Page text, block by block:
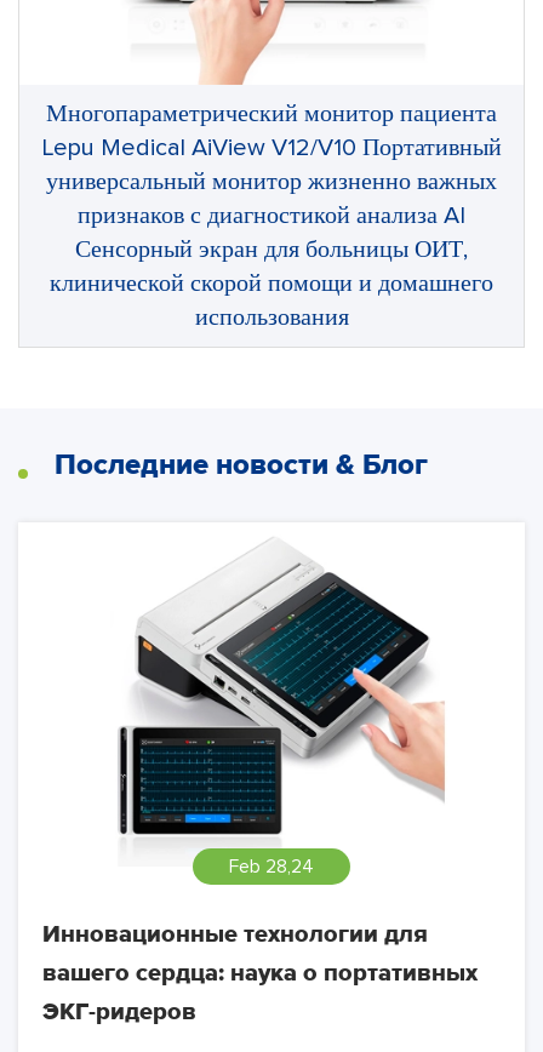
Многопараметрический монитор пациента
Lepu Medical AiView V12/V10 Портативный
универсальный монитор жизненно важных
признаков с диагностикой анализа AI
Сенсорный экран для больницы ОИТ,
клинической скорой помощи и домашнего
использования
Последние новости & Блог
Feb 28,24
Инновационные технологии для
вашего сердца: наука о портативных
ЭКГ-ридеров